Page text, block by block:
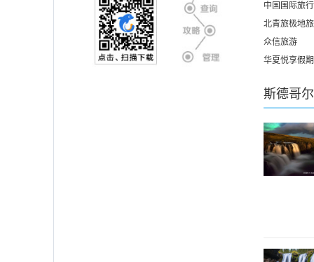
中国国际旅
北青旅极地
众信旅游
华夏悦享假期
斯德哥